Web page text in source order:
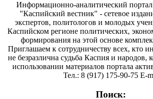
Информационно-аналитический
"Каспийский вестник" - сетевое
экспертов, политологов и молодых
Каспийском регионе политических,
формирования на этой основе
Приглашаем к сотрудничеству всех, кто
не безразлична судьба Каспия и
использовании материалов портала
Тел.: 8 (917) 175-90-75 E-
Поиск: